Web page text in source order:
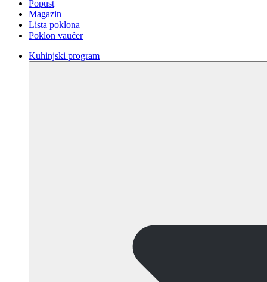
Popust
Magazin
Lista poklona
Poklon vaučer
Kuhinjski program